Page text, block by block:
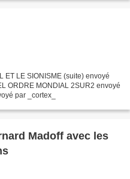
ET LE SIONISME (suite) envoyé
ORDRE MONDIAL 2SUR2 envoyé
par _cortex_
Madoff avec les